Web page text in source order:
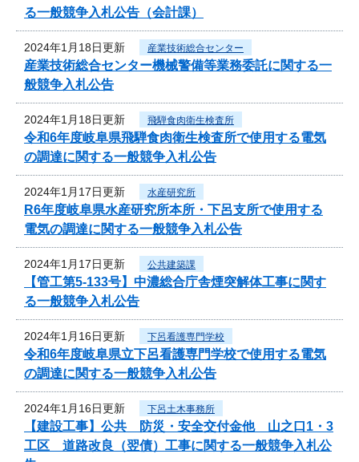
る一般競争入札公告（会計課）
2024年1月18日更新 産業技術総合センター
産業技術総合センター機械警備等業務委託に関する一
般競争入札公告
2024年1月18日更新 飛騨食肉衛生検査所
令和6年度岐阜県飛騨食肉衛生検査所で使用する電気
の調達に関する一般競争入札公告
2024年1月17日更新 水産研究所
R6年度岐阜県水産研究所本所・下呂支所で使用する
電気の調達に関する一般競争入札公告
2024年1月17日更新 公共建築課
【管工第5-133号】中濃総合庁舎煙突解体工事に関す
る一般競争入札公告
2024年1月16日更新 下呂看護専門学校
令和6年度岐阜県立下呂看護専門学校で使用する電気
の調達に関する一般競争入札公告
2024年1月16日更新 下呂土木事務所
【建設工事】公共 防災・安全交付金他 山之口1・3
工区 道路改良（翌債）工事に関する一般競争入札公